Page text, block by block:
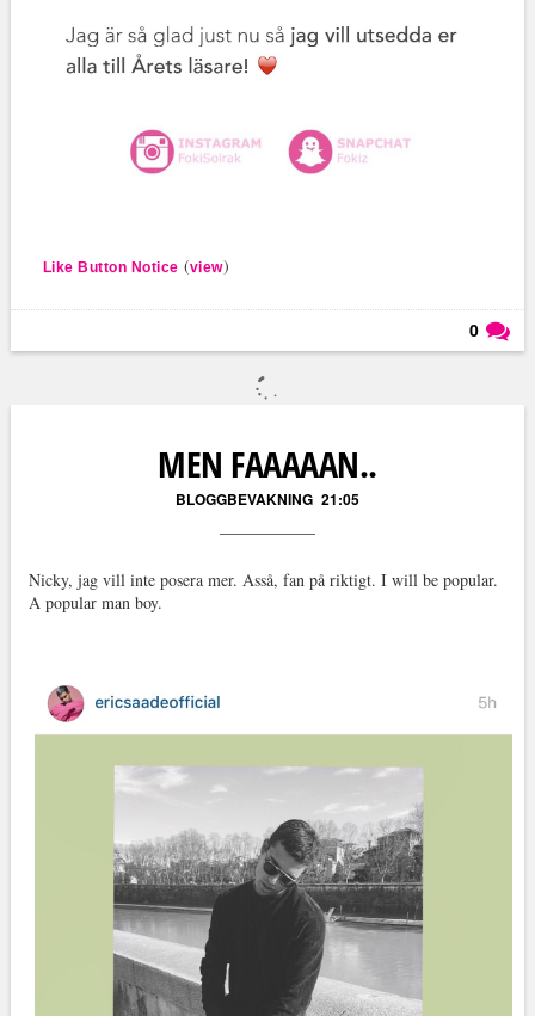
Like Button Notice (view)
0
MEN FAAAAAN..
BLOGGBEVAKNING 21:05
Nicky, jag vill inte posera mer. Asså, fan på riktigt. I will be popular.
A popular man boy.